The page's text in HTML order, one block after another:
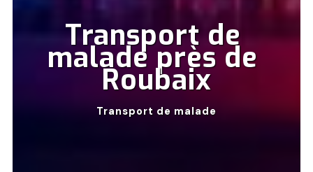
Transport de
malade près de
Roubaix
Transport de malade